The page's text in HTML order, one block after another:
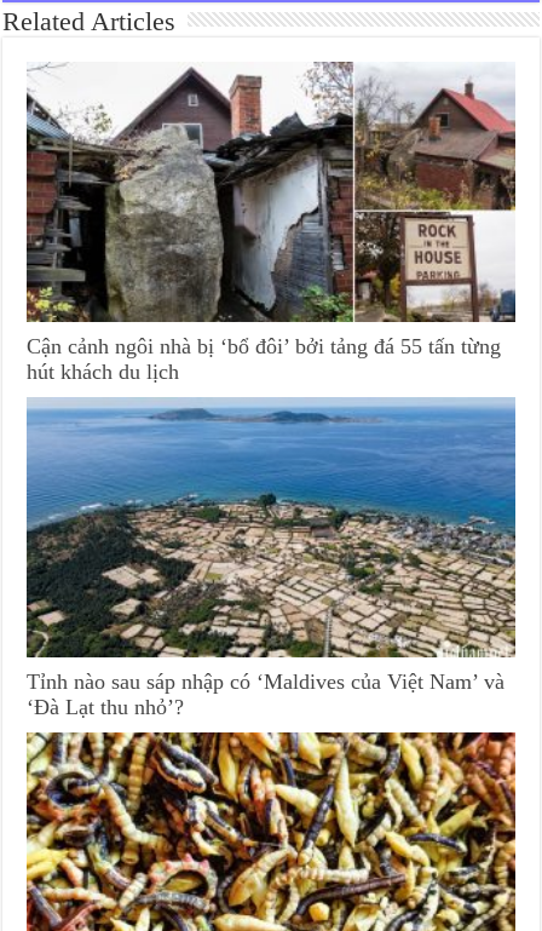
Related Articles
Cận cảnh ngôi nhà bị ‘bổ đôi’ bởi tảng đá 55 tấn từng
hút khách du lịch
Tỉnh nào sau sáp nhập có ‘Maldives của Việt Nam’ và
‘Đà Lạt thu nhỏ’?